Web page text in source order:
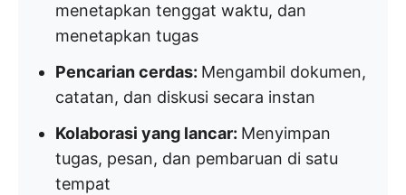
menetapkan tenggat waktu, dan
menetapkan tugas
Pencarian cerdas: Mengambil dokumen,
catatan, dan diskusi secara instan
Kolaborasi yang lancar: Menyimpan
tugas, pesan, dan pembaruan di satu
tempat